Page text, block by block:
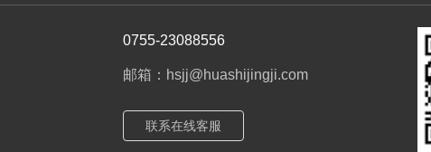
0755-23088556
邮箱：hsjj@huashijingji.com
联系在线客服